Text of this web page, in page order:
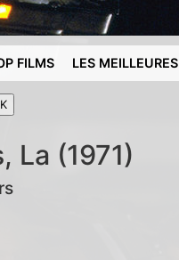
FILMS LES MEILLEURES
La (1971)